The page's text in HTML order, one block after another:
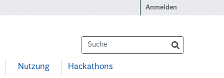
Anmelden
Nutzung Hackathons